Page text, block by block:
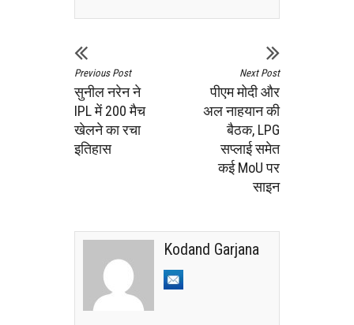
Previous Post
सुनील नरेन ने
IPL में 200 मैच
खेलने का रचा
इतिहास
Next Post
पीएम मोदी और
अल नाहयान की
बैठक, LPG
सप्लाई समेत
कई MoU पर
साइन
Kodand Garjana